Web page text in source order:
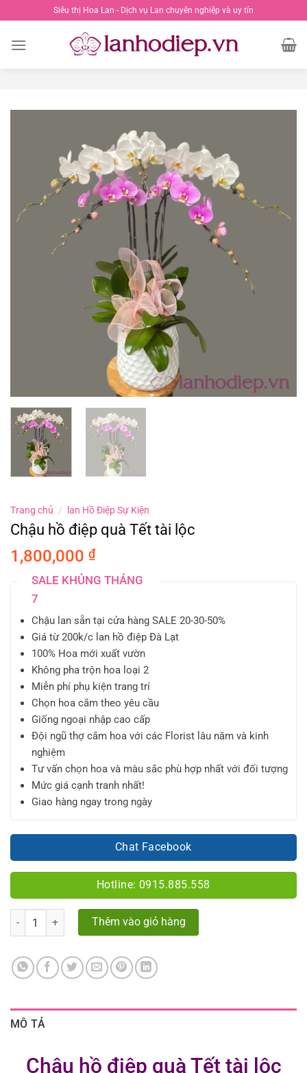
đến
nội
Siêu thị Hoa Lan - Dịch vụ Lan chuyên nghiệp và uy tín
Trang chủ / lan Hồ Điệp Sự Kiện
Chậu hồ điệp quà Tết tài lộc
1,800,000 ₫
SALE KHỦNG THÁNG
7
Chậu lan sẵn tại cửa hàng SALE 20-30-50%
Giá từ 200k/c lan hồ điệp Đà Lạt
100% Hoa mới xuất vườn
Không pha trộn hoa loại 2
Miễn phí phụ kiện trang trí
Chọn hoa cắm theo yêu cầu
Giống ngoại nhập cao cấp
Đội ngũ thợ cắm hoa với các Florist lâu năm và kinh
nghiệm
Tư vấn chọn hoa và màu sắc phù hợp nhất với đối tượng
Mức giá cạnh tranh nhất!
Giao hàng ngay trong ngày
Chat Facebook
Hotline: 0915.885.558
Số lượng Thêm vào giỏ hàng
MÔ TẢ
Chậu hồ điệp quà Tết tài lộc